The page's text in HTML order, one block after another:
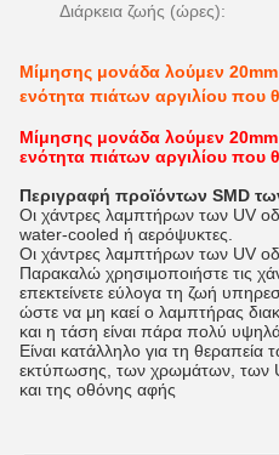
Διάρκεια ζωής (ώρες):
Μίμησης μονάδα λούμεν
ενότητα πιάτων αργιλίου που
Μίμησης μονάδα λούμεν
ενότητα πιάτων αργιλίου που
Περιγραφή προϊόντων SMD
Οι χάντρες λαμπτήρων των UV
water-cooled ή αερόψυκτες.
Οι χάντρες λαμπτήρων των UV
Παρακαλώ χρησιμοποιήστε τις
επεκτείνετε εύλογα τη ζωή
ώστε να μη καεί ο λαμπτήρας
και η τάση είναι πάρα πολύ
Είναι κατάλληλο για τη
εκτύπωσης, των χρωμάτων, των
και της οθόνης αφής